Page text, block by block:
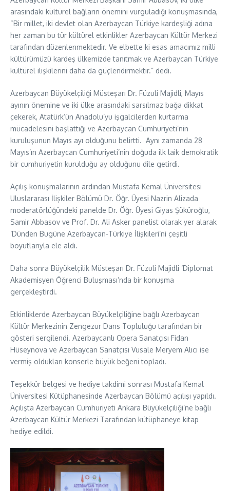
arasındaki kültürel bağların önemini vurguladığı konuşmasında,
“Bir millet, iki devlet olan Azerbaycan Türkiye kardeşliği adına
her zaman bu tür kültürel etkinlikler Azerbaycan Kültür Merkezi
tarafından düzenlenmektedir. Ve elbette ki esas amacımız milli
kültürümüzü kardeş ülkemizde tanıtmak ve Azerbaycan Türkiye
kültürel ilişkilerini daha da güçlendirmektir.” dedi.
Azerbaycan Büyükelçiliği Müsteşarı Dr. Füzuli Majidli, Mayıs
ayının önemine ve iki ülke arasındaki sarsılmaz bağa dikkat
çekerek, Atatürk’ün Anadolu’yu işgalcilerden kurtarma
mücadelesini başlattığı ve Azerbaycan Cumhuriyeti’nin
kuruluşunun Mayıs ayı olduğunu belirtti. Aynı zamanda 28
Mayıs’ın Azerbaycan Cumhuriyeti’nin doğuda ilk laik demokratik
bir cumhuriyetin kurulduğu ay olduğunu dile getirdi.
Açılış konuşmalarının ardından Mustafa Kemal Üniversitesi
Uluslararası İlişkiler Bölümü Dr. Öğr. Üyesi Nazrin Alizada
moderatörlüğündeki panelde Dr. Öğr. Üyesi Giyas Şüküroğlu,
Samir Abbasov ve Prof. Dr. Ali Asker panelist olarak yer alarak
‘Dünden Bugüne Azerbaycan-Türkiye İlişkileri’ni çeşitli
boyutlarıyla ele aldı.
Daha sonra Büyükelçilik Müsteşarı Dr. Füzuli Majidli ‘Diplomat
Akademisyen Öğrenci Buluşması’nda bir konuşma
gerçekleştirdi.
Etkinliklerde Azerbaycan Büyükelçiliğine bağlı Azerbaycan
Kültür Merkezinin Zengezur Dans Topluluğu tarafından bir
gösteri sergilendi. Azerbaycanlı Opera Sanatçısı Fidan
Hüseynova ve Azerbaycan Sanatçısı Vusale Meryem Alıcı ise
vermiş oldukları konserle büyük beğeni topladı.
Teşekkür belgesi ve hediye takdimi sonrası Mustafa Kemal
Üniversitesi Kütüphanesinde Azerbaycan Bölümü açılışı yapıldı.
Açılışta Azerbaycan Cumhuriyeti Ankara Büyükelçiliği’ne bağlı
Azerbaycan Kültür Merkezi Tarafından kütüphaneye kitap
hediye edildi.